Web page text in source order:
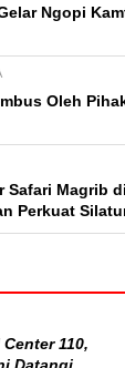
Ngopi
Oleh
Safari Magrib
Perkuat
110,